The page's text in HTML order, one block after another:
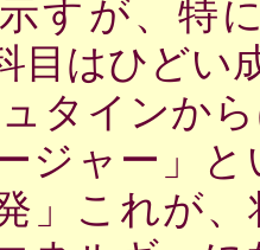
すが、特
目はひどい
タインか
ジャー」
」これが